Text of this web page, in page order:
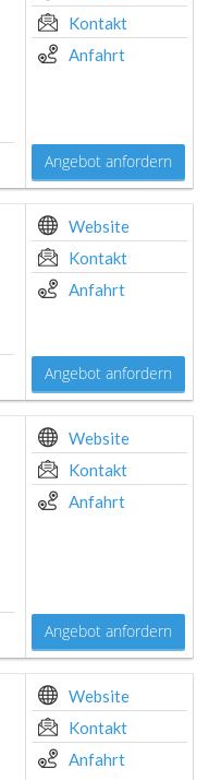
Kontakt
Anfahrt
Angebot anfordern
Website
Kontakt
Anfahrt
Angebot anfordern
Website
Kontakt
Anfahrt
Angebot anfordern
Website
Kontakt
Anfahrt